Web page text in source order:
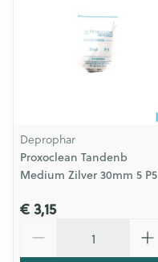
Deprophar
Proxoclean Tandenb
Medium Zilver 30mm 5 P5
€ 3,15